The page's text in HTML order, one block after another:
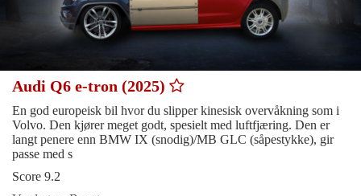
Audi Q6 e-tron (2025)
En god europeisk bil hvor du slipper kinesisk overvåkning som i
Volvo. Den kjører meget godt, spesielt med luftfjæring. Den er
langt penere enn BMW IX (snodig)/MB GLC (såpestykke), gir
passe med s
Score 9.2